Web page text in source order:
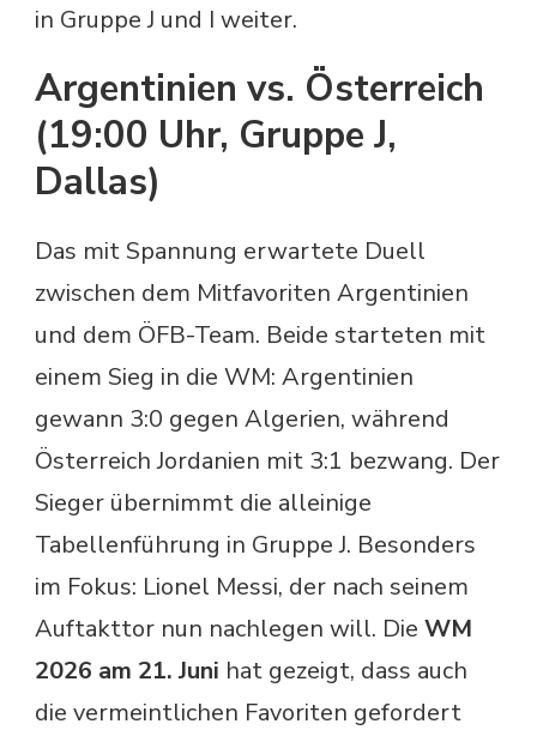
in Gruppe J und I weiter.
Argentinien vs. Österreich
(19:00 Uhr, Gruppe J,
Dallas)
Das mit Spannung erwartete Duell
zwischen dem Mitfavoriten Argentinien
und dem ÖFB-Team. Beide starteten mit
einem Sieg in die WM: Argentinien
gewann 3:0 gegen Algerien, während
Österreich Jordanien mit 3:1 bezwang. Der
Sieger übernimmt die alleinige
Tabellenführung in Gruppe J. Besonders
im Fokus: Lionel Messi, der nach seinem
Auftakttor nun nachlegen will. Die WM
2026 am 21. Juni hat gezeigt, dass auch
die vermeintlichen Favoriten gefordert